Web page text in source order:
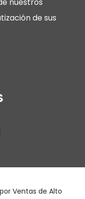
nuestros
de sus
Ventas de Alto